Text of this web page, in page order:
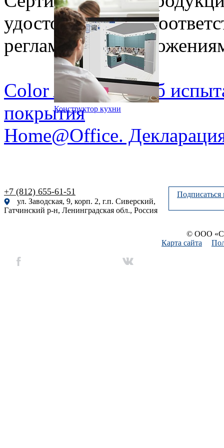
Конструктор кухни
удостоверяющие
регламентов и
Color AG. Отчет об
покрытия
Home@Office.
+7 (812) 655-61-51
ул. Заводская, 9, корп. 2, г.п. Сиверский,
Гатчинский р-н, Ленинградская обл., Россия
Подписаться
© ООО
Карта сайта